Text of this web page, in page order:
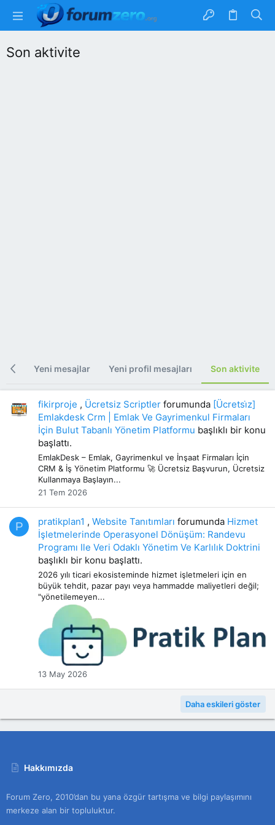
Son aktivite
Yeni mesajlar Yeni profil mesajları Son aktivite
fikirproje , Ücretsiz Scriptler forumunda [Ücretsi̇z]
Emlakdesk Crm | Emlak Ve Gayrimenkul Firmaları
İçin Bulut Tabanlı Yönetim Platformu başlıklı bir konu
başlattı.
EmlakDesk – Emlak, Gayrimenkul ve İnşaat Firmaları İçin
CRM & İş Yönetim Platformu 🚀 Ücretsiz Başvurun, Ücretsiz
Kullanmaya Başlayın...
21 Tem 2026
P pratikplan1 , Website Tanıtımları forumunda Hizmet
İşletmelerinde Operasyonel Dönüşüm: Randevu
Programı Ile Veri Odaklı Yönetim Ve Karlılık Doktrini
başlıklı bir konu başlattı.
2026 yılı ticari ekosisteminde hizmet işletmeleri için en
büyük tehdit, pazar payı veya hammadde maliyetleri değil;
"yönetilemeyen...
13 May 2026
Daha eskileri göster
Hakkımızda
Forum Zero, 2010’dan bu yana özgür tartışma ve bilgi paylaşımını
merkeze alan bir topluluktur.